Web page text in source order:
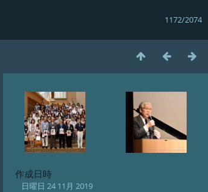
1172/2074
作成日時
日曜日 24 11月 2019